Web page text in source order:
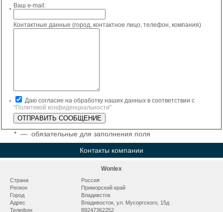
*
Ваш e-mail:
Контактные данные (город, контактное лицо, телефон, компания)
*
Даю согласие на обработку наших данных в соответствии с
"Политикой конфиденциальности"
* — обязательные для заполнения поля
Контакты компании
Wonlex
Страна
Россия
Регион
Приморский край
Город
Владивсток
Адрес
Владивосток, ул. Мусоргского, 15д
Телефон
89247362252